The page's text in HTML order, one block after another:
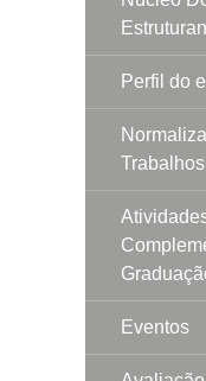
Perfil do
Eventos